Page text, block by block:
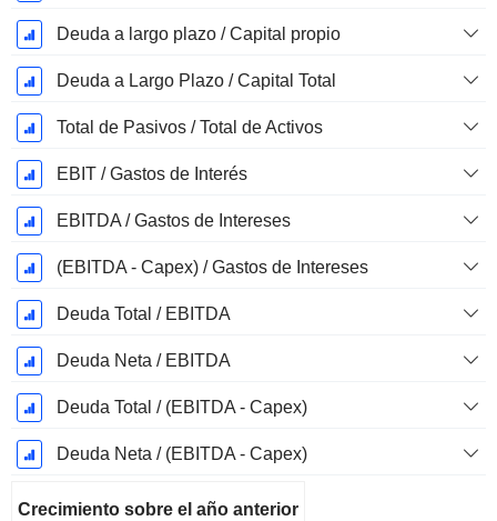
Deuda a largo plazo / Capital propio
Deuda a Largo Plazo / Capital Total
Total de Pasivos / Total de Activos
EBIT / Gastos de Interés
EBITDA / Gastos de Intereses
(EBITDA - Capex) / Gastos de Intereses
Deuda Total / EBITDA
Deuda Neta / EBITDA
Deuda Total / (EBITDA - Capex)
Deuda Neta / (EBITDA - Capex)
Crecimiento sobre el año anterior